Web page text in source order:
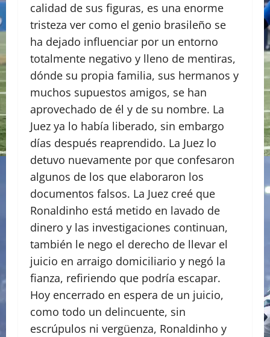
calidad de sus figuras, es una enorme
tristeza ver como el genio brasileño se
ha dejado influenciar por un entorno
totalmente negativo y lleno de mentiras,
dónde su propia familia, sus hermanos y
muchos supuestos amigos, se han
aprovechado de él y de su nombre. La
Juez ya lo había liberado, sin embargo
días después reaprendido. La Juez lo
detuvo nuevamente por que confesaron
algunos de los que elaboraron los
documentos falsos. La Juez creé que
Ronaldinho está metido en lavado de
dinero y las investigaciones continuan,
también le nego el derecho de llevar el
juicio en arraigo domiciliario y negó la
fianza, refiriendo que podría escapar.
Hoy encerrado en espera de un juicio,
como todo un delincuente, sin
escrúpulos ni vergüenza, Ronaldinho y